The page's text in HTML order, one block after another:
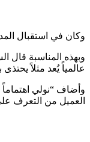
وكان في استقبال
وبهذه المناسبة قال
عالمياً يُعد مثلاً
وأضاف “نولي
العميل من التعرف